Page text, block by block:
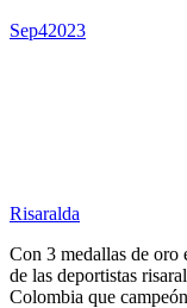
Sep42023
Risaralda
Con 3 medallas de oro
de las deportistas
Colombia que